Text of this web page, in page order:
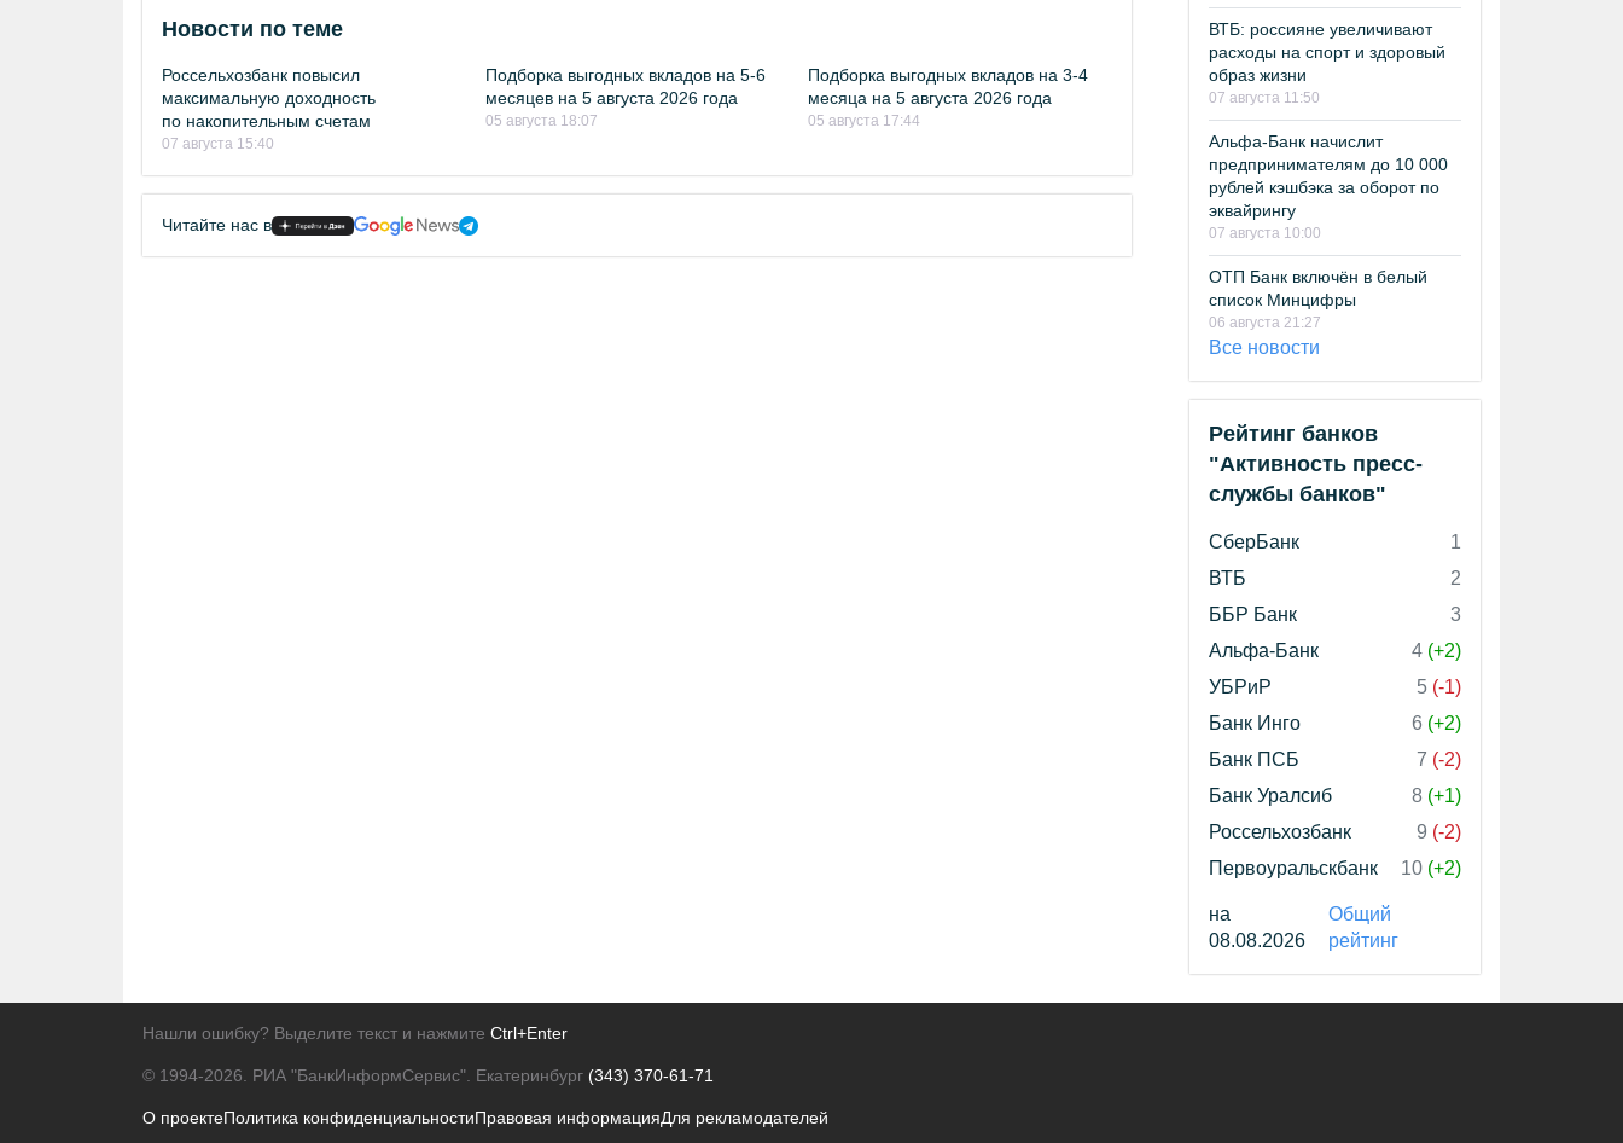
Новости по теме
Россельхозбанк повысил
максимальную доходность
по накопительным счетам
07 августа 15:40
Подборка выгодных вкладов на 5-6
месяцев на 5 августа 2026 года
05 августа 18:07
Подборка выгодных вкладов на 3-4
месяца на 5 августа 2026 года
05 августа 17:44
Читайте нас в
ВТБ: россияне увеличивают
расходы на спорт и здоровый
образ жизни
07 августа 11:50
Альфа-Банк начислит
предпринимателям до 10 000
рублей кэшбэка за оборот по
эквайрингу
07 августа 10:00
ОТП Банк включён в белый
список Минцифры
06 августа 21:27
Все новости
Рейтинг банков
"Активность пресс-
службы банков"
СберБанк
1
ВТБ
2
ББР Банк
3
Альфа-Банк
4 (+2)
УБРиР
5 (-1)
Банк Инго
6 (+2)
Банк ПСБ
7 (-2)
Банк Уралсиб
8 (+1)
Россельхозбанк
9 (-2)
Первоуральскбанк
10 (+2)
на
08.08.2026
Общий
рейтинг
Нашли ошибку? Выделите текст и нажмите Ctrl+Enter
© 1994-2026. РИА "БанкИнформСервис". Екатеринбург (343) 370-61-71
О проектеПолитика конфиденциальностиПравовая информацияДля рекламодателей